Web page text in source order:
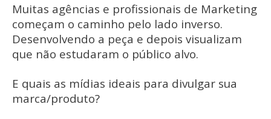
Muitas agências e profissionais de Marketing
começam o caminho pelo lado inverso.
Desenvolvendo a peça e depois visualizam
que não estudaram o público alvo.
E quais as mídias ideais para divulgar sua
marca/produto?